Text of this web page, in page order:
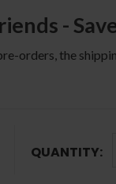
-
orders, the
QUANTITY: